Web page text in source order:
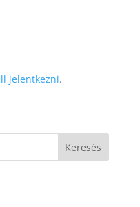
jelentkezni.
Keresés